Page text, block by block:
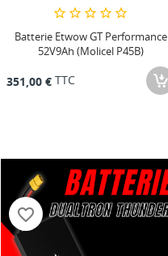
Batterie Etwow GT Performance
52V9Ah (Molicel P45B)
351,00 € TTC
favorite_border